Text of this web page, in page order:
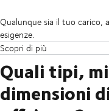
Qualunque sia il tuo carico,
esigenze.
Scopri di più
Quali tipi,
dimensioni